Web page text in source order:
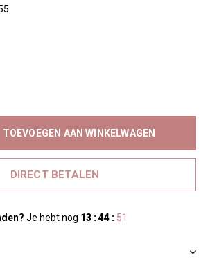
TOEVOEGEN AAN WINKELWAGEN
DIRECT BETALEN
Je hebt nog 13 : 44 : 51